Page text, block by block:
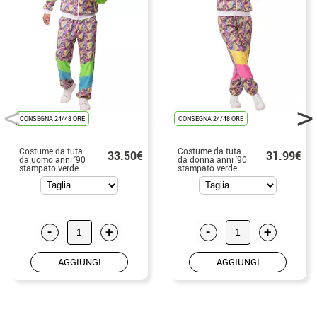
CONSEGNA 24/48 ORE
Costume da tuta
da uomo anni '90
stampato verde
33.50€
- +
AGGIUNGI
CONSEGNA 24/48 ORE
Costume da tuta
da donna anni '90
stampato verde
31.99€
- +
AGGIUNGI